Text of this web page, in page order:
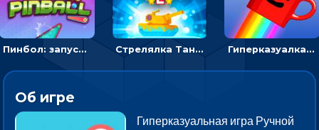
Пинбол: запускать шарик, чтобы выбивать очки Стрелялка Танковые войны: бить по танку врага, чтобы уничтожить зло Гиперказуалка Летающая чашка кофе: двигаться и собирать кубики сахара
Об игре
Гиперказуальная игра Ручной